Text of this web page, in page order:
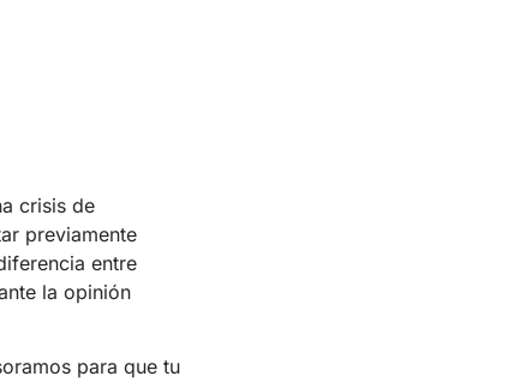
crisis de
previamente
entre
la opinión
para que tu